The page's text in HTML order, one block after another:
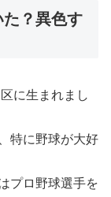
？異色す
に生まれまし
特に野球が大好
プロ野球選手を